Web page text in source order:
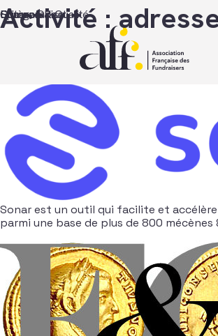
Passer au contenu
Activité :
Sonar
Sonar est un outil qui facilite et
parmi une base de plus de 800
Epargne & Qualité
Critère Direct
Comparadise